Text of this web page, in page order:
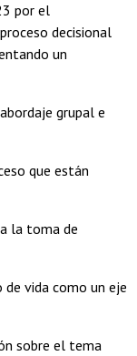
por el
decisional
un
grupal e
que están
la toma de
vida como un eje
sobre el tema